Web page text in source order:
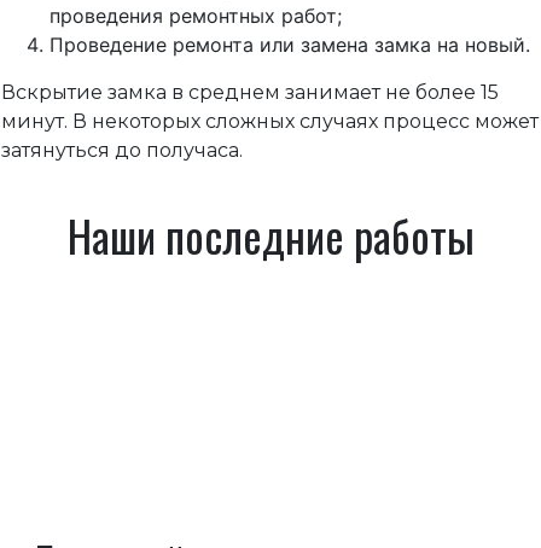
проведения ремонтных работ;
Проведение ремонта или замена замка на новый.
Вскрытие замка в среднем занимает не более 15
минут. В некоторых сложных случаях процесс может
затянуться до получаса.
Наши последние работы